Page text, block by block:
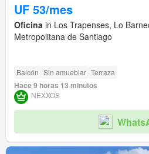
UF 53/mes
Oficina in Los Trapenses, Lo
Metropolitana de Santiago
Balcón Sin amueblar Terraza
Hace 9 horas 13 minutos
NEXXOS